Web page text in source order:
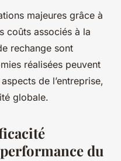
majeures grâce à
coûts associés à la
rechange sont
réalisées peuvent
de l’entreprise,
globale.
du